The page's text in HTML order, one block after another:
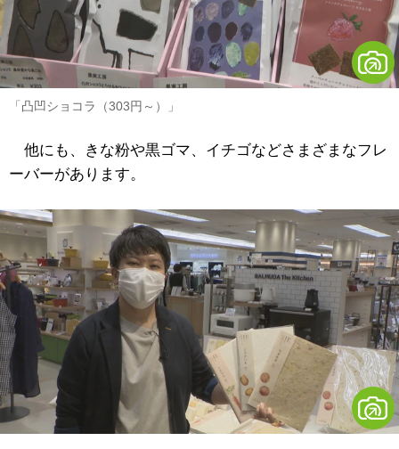
「凸凹ショコラ（303円～）」
他にも、きな粉や黒ゴマ、イチゴなどさまざまなフレ
ーバーがあります。